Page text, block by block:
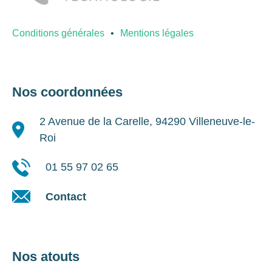
Conditions générales Mentions légales
Nos coordonnées
2 Avenue de la Carelle, 94290 Villeneuve-le-
Roi
01 55 97 02 65
Contact
Nos atouts